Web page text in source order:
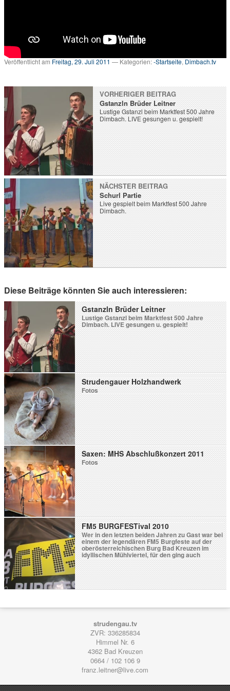
r
a
s
d
e
r
R
e
g
i
o
Veröffentlicht am Freitag, 29. Juli 2011 — Kategorien:-Startseite, Dimbach.tv
VORHERIGER BEITRAG
Gstanzln Brüder Leitner
Lustige Gstanzl beim Marktfest 500 Jahre
Dimbach. LIVE gesungen u. gespielt!
NÄCHSTER BEITRAG
Schurl Partie
Live gespielt beim Marktfest 500 Jahre
Dimbach.
Diese Beiträge könnten Sie auch interessieren:
Gstanzln Brüder Leitner
Lustige Gstanzl beim Marktfest 500 Jahre
Dimbach. LIVE gesungen u. gespielt!
Strudengauer Holzhandwerk
Fotos
Saxen: MHS Abschlußkonzert 2011
Fotos
FM5 BURGFESTival 2010
Wer in den letzten beiden Jahren zu Gast war bei
einem der legendären FM5 Burgfeste auf der
oberösterreichischen Burg Bad Kreuzen im
idyllischen Mühlviertel, für den ging auch
diesmal kein Weg daran vorbei. Neben diversen
Headlinern betraten auch zwei ambitionierte
Bands aus der näheren Umgebung Bad
Kreuzens auf die Bühne… Beim starten dieser
YouTube-Videos, setzt […]
strudengau.tv
ZVR: 336285834
Himmel Nr. 6
4362 Bad Kreuzen
0664 / 102 106 9
franz.leitner@live.com